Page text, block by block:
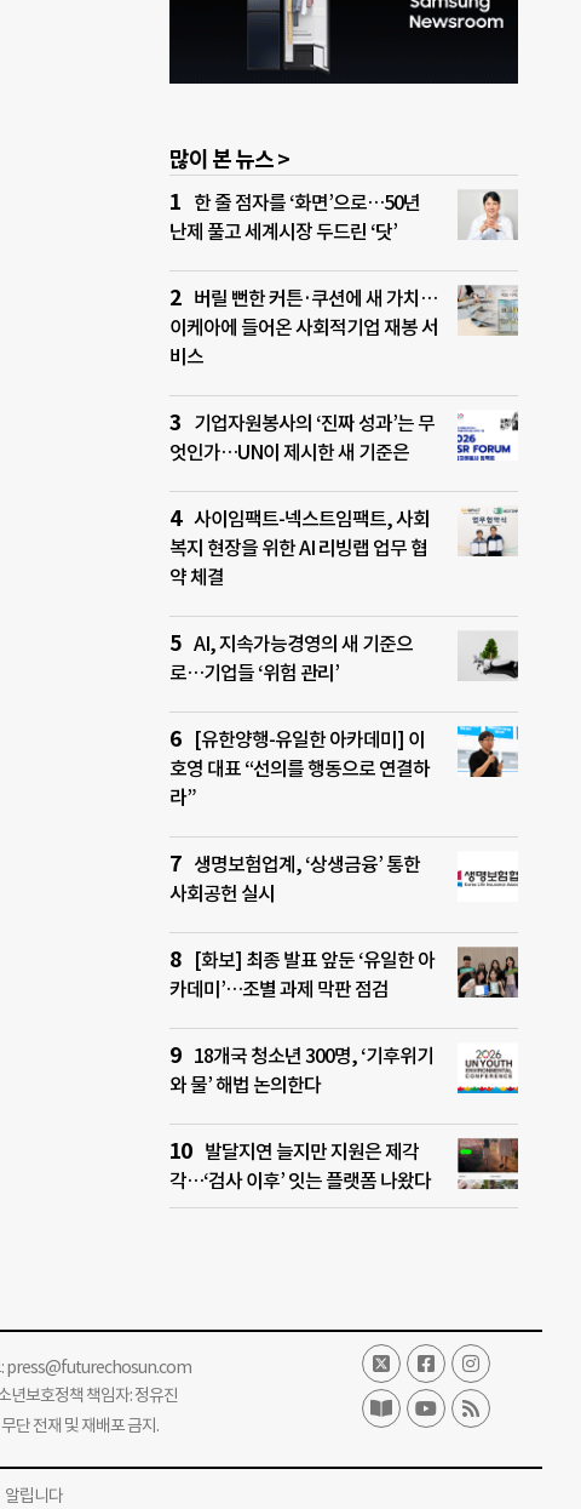
많이 본 뉴스 >
한 줄 점자를 ‘화면’으로…50년
난제 풀고 세계시장 두드린 ‘닷’
버릴 뻔한 커튼·쿠션에 새 가치…
이케아에 들어온 사회적기업 재봉 서
비스
기업자원봉사의 ‘진짜 성과’는 무
엇인가…UN이 제시한 새 기준은
사이임팩트-넥스트임팩트, 사회
복지 현장을 위한 AI 리빙랩 업무 협
약 체결
AI, 지속가능경영의 새 기준으
로…기업들 ‘위험 관리’
[유한양행-유일한 아카데미] 이
호영 대표 “선의를 행동으로 연결하
라”
생명보험업계, ‘상생금융’ 통한
사회공헌 실시
[화보] 최종 발표 앞둔 ‘유일한 아
카데미’…조별 과제 막판 점검
18개국 청소년 300명, ‘기후위기
와 물’ 해법 논의한다
발달지연 늘지만 지원은 제각
각…‘검사 이후’ 잇는 플랫폼 나왔다
press@futurechosun.com
보호정책 책임자: 정유진
전재 및 재배포 금지.
알립니다